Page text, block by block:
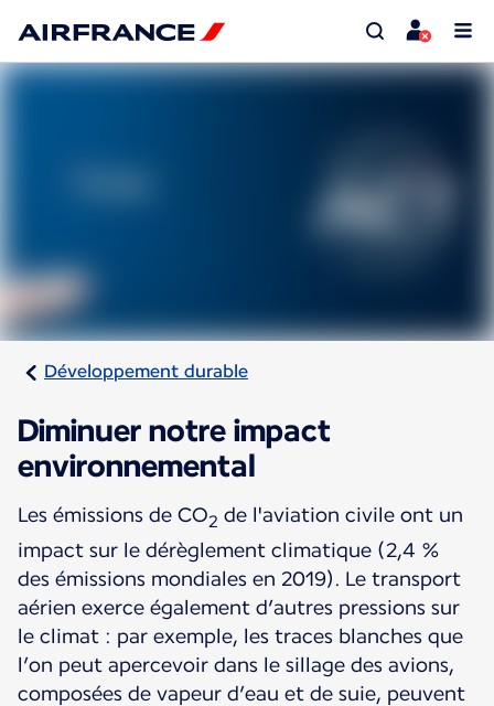
Développement durable
Diminuer notre impact
environnemental
Les émissions de CO2 de l'aviation civile ont un
impact sur le dérèglement climatique (2,4 %
des émissions mondiales en 2019). Le transport
aérien exerce également d’autres pressions sur
le climat : par exemple, les traces blanches que
l’on peut apercevoir dans le sillage des avions,
composées de vapeur d’eau et de suie, peuvent